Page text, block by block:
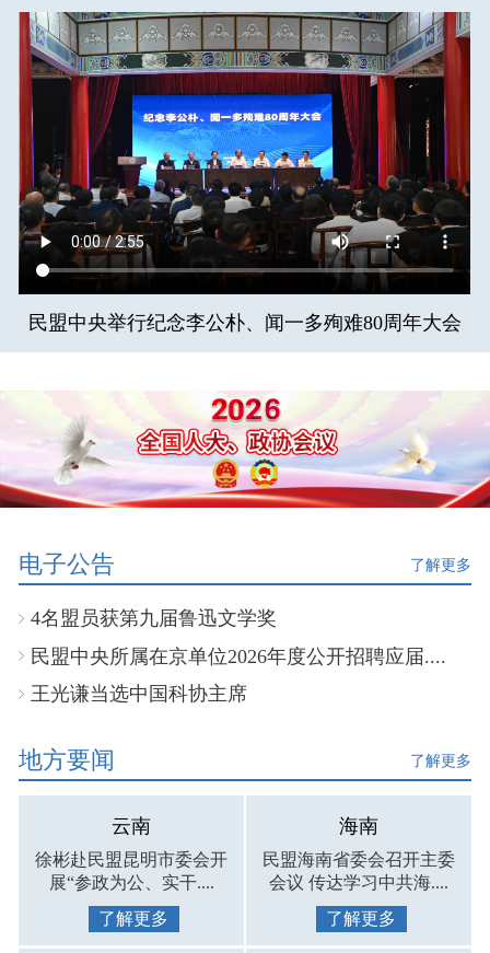
民盟中央举行纪念李公朴、闻一多殉难80周年大会
电子公告 了解更多
4名盟员获第九届鲁迅文学奖
民盟中央所属在京单位2026年度公开招聘应届....
王光谦当选中国科协主席
地方要闻 了解更多
云南
徐彬赴民盟昆明市委会开
展“参政为公、实干....
了解更多
海南
民盟海南省委会召开主委
会议 传达学习中共海....
了解更多